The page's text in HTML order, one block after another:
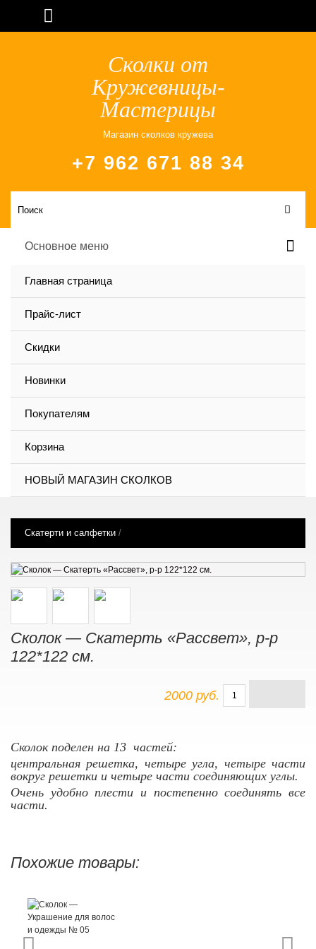
Сколки от
Кружевницы-
Мастерицы
Магазин сколков кружева
+7 962 671 88 34
Основное меню
Главная страница
Прайс-лист
Скидки
Новинки
Покупателям
Корзина
НОВЫЙ МАГАЗИН СКОЛКОВ
Скатерти и салфетки /
Сколок — Скатерть «Рассвет», р-р
122*122 см.
2000 руб.
Сколок поделен на 13 частей:
центральная решетка, четыре угла, четыре части
вокруг решетки и четыре части соединяющих углы.
Очень удобно плести и постепенно соединять все
части.
Похожие товары: